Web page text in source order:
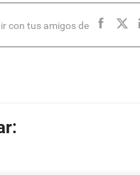
con tus amigos de